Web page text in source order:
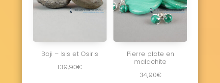
Boji – Isis et Osiris
139,90€
Pierre plate en
malachite
34,90€